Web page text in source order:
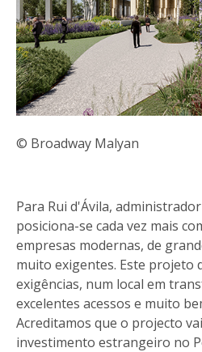
© Broadway Malyan
Para Rui d'Ávila,
posiciona-se cada vez mais
empresas modernas, de
muito exigentes. Este projeto
exigências, num local em
excelentes acessos e muito
Acreditamos que o projecto
investimento estrangeiro no